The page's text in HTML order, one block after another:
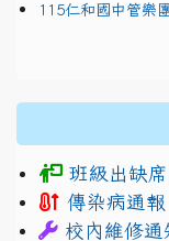
115仁和國中管樂
班級出缺
傳染病通報
校內維修通